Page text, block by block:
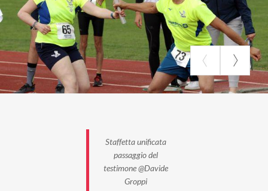
Staffetta unificata
passaggio del
testimone @Davide
Groppi